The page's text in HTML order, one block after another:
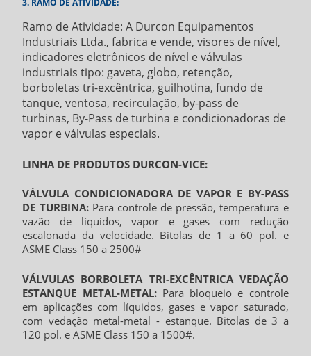
3. RAMO DE ATIVIDADE:
Ramo de Atividade: A Durcon Equipamentos
Industriais Ltda., fabrica e vende, visores de nível,
indicadores eletrônicos de nível e válvulas
industriais tipo: gaveta, globo, retenção,
borboletas tri-excêntrica, guilhotina, fundo de
tanque, ventosa, recirculação, by-pass de
turbinas, By-Pass de turbina e condicionadoras de
vapor e válvulas especiais.
LINHA DE PRODUTOS DURCON-VICE:
VÁLVULA CONDICIONADORA DE VAPOR E BY-PASS
DE TURBINA:Para controle de pressão, temperatura e
vazão de líquidos, vapor e gases com redução
escalonada da velocidade. Bitolas de 1 a 60 pol. e
ASME Class 150 a 2500#
VÁLVULAS BORBOLETA TRI-EXCÊNTRICA VEDAÇÃO
ESTANQUE METAL-METAL:Para bloqueio e controle
em aplicações com líquidos, gases e vapor saturado,
com vedação metal-metal - estanque. Bitolas de 3 a
120 pol. e ASME Class 150 a 1500#.